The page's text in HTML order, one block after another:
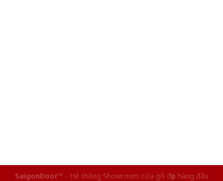
SaigonDoor™ - Hệ thống Showroom cửa gỗ đẹp hàng đầu